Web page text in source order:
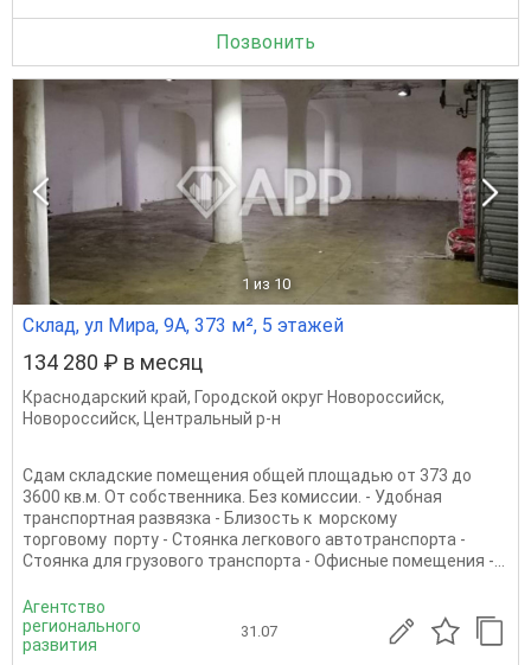
Позвонить
1 из 10
Склад, ул Мира, 9А, 373 м², 5 этажей
134 280 ₽ в месяц
Краснодарский край, Городской округ Новороссийск,
Новороссийск, Центральный р-н
Сдам складские помещения общей площадью от 373 до
3600 кв.м. От собственника. Без комиссии. - Удобная
транспортная развязка - Близость к морскому
торговому порту - Стоянка легкового автотранспорта -
Стоянка для грузового транспорта - Офисные помещения -...
Агентство
регионального
развития
31.07